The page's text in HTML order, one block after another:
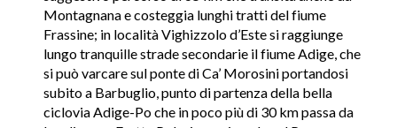
Montagnana e costeggia lunghi tratti del fiume
Frassine; in località Vighizzolo d’Este si raggiunge
lungo tranquille strade secondarie il fiume Adige, che
si può varcare sul ponte di Ca’ Morosini portandosi
subito a Barbuglio, punto di partenza della bella
ciclovia Adige-Po che in poco più di 30 km passa da